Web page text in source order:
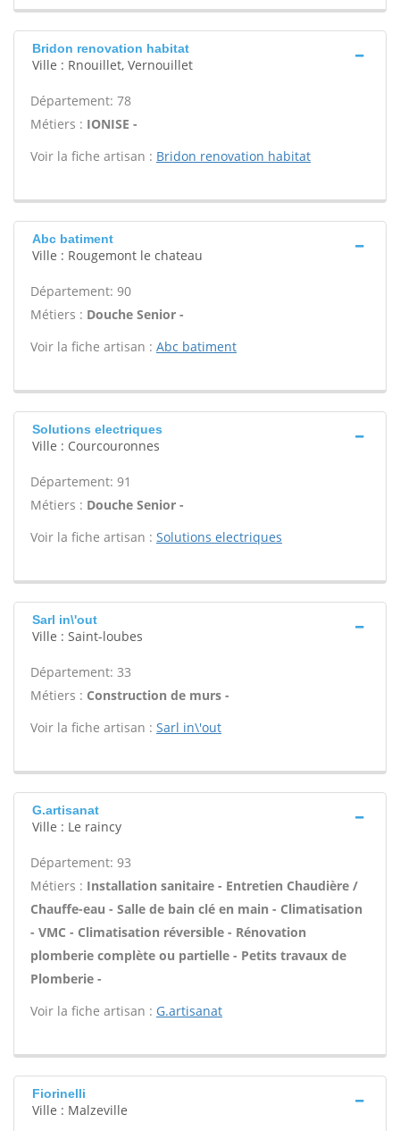
Bridon renovation habitat
Ville : Rnouillet, Vernouillet
Département: 78
Métiers : IONISE -
Voir la fiche artisan : Bridon renovation habitat
Abc batiment
Ville : Rougemont le chateau
Département: 90
Métiers : Douche Senior -
Voir la fiche artisan : Abc batiment
Solutions electriques
Ville : Courcouronnes
Département: 91
Métiers : Douche Senior -
Voir la fiche artisan : Solutions electriques
Sarl in\'out
Ville : Saint-loubes
Département: 33
Métiers : Construction de murs -
Voir la fiche artisan : Sarl in\'out
G.artisanat
Ville : Le raincy
Département: 93
Métiers : Installation sanitaire - Entretien Chaudière /
Chauffe-eau - Salle de bain clé en main - Climatisation
- VMC - Climatisation réversible - Rénovation
plomberie complète ou partielle - Petits travaux de
Plomberie -
Voir la fiche artisan : G.artisanat
Fiorinelli
Ville : Malzeville